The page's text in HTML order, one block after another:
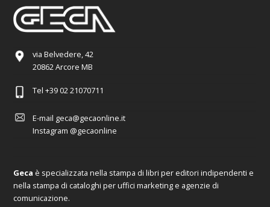
via Belvedere, 42
20862 Arcore MB
Tel +39 02 21070711
E-mail geca@gecaonline.it
Instagram @gecaonline
Geca è specializzata nella stampa di libri per editori indipendenti e
nella stampa di cataloghi per uffici marketing e agenzie di
comunicazione.